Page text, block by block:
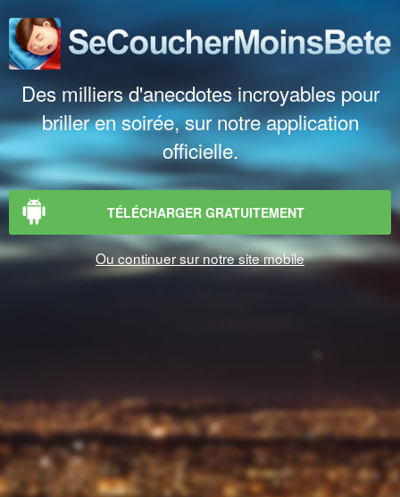
Des milliers d'anecdotes incroyables pour
briller en soirée, sur notre application
officielle.
TÉLÉCHARGER GRATUITEMENT
Ou continuer sur notre site mobile